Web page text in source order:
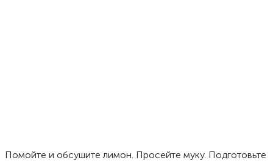
Помойте и обсушите лимон. Просейте муку. Подготовьте